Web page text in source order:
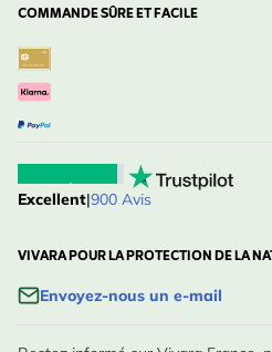
COMMANDE SÛRE ET FACILE
Excellent|900 Avis
VIVARA POUR LA PROTECTION DE LA
Envoyez-nous un e-mail